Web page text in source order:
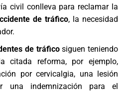
civil conlleva para reclamar la
de tráfico, la necesidad
de tráficosiguen teniendo
citada reforma, por ejemplo,
por cervicalgia, una lesión
una indemnización para el